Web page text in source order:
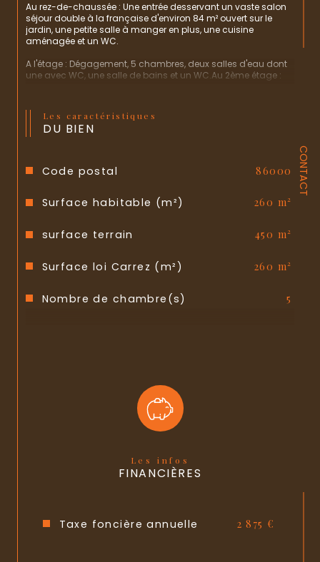
CONTACT
Au rez-de-chaussée : Une entrée desservant un vaste salon
séjour double à la française d'environ 84 m² ouvert sur le
jardin, une petite salle à manger en plus, une cuisine
aménagée et un WC.
A l'étage : Dégagement, 5 chambres, deux salles d'eau dont
une avec WC, une salle de bains et un WC.Au 2ème étage :
grenier s'étendant sur plusieurs pièces (environ 80 m²).
Une grande cave et un jardin avec grande terrasse.
maison en supplément
Les caractéristiques
DU BIEN
Code postal 86000
Surface habitable (m²) 260 m²
surface terrain 450 m²
Surface loi Carrez (m²) 260 m²
Nombre de chambre(s) 5
Nb de salle de bains
Nb de salle d'eau
Les infos
FINANCIÈRES
Taxe foncière annuelle 2 875 €